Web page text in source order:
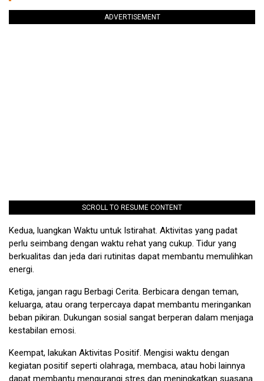
ADVERTISEMENT
SCROLL TO RESUME CONTENT
Kedua, luangkan Waktu untuk Istirahat. Aktivitas yang padat
perlu seimbang dengan waktu rehat yang cukup. Tidur yang
berkualitas dan jeda dari rutinitas dapat membantu memulihkan
energi.
Ketiga, jangan ragu Berbagi Cerita. Berbicara dengan teman,
keluarga, atau orang terpercaya dapat membantu meringankan
beban pikiran. Dukungan sosial sangat berperan dalam menjaga
kestabilan emosi.
Keempat, lakukan Aktivitas Positif. Mengisi waktu dengan
kegiatan positif seperti olahraga, membaca, atau hobi lainnya
dapat membantu mengurangi stres dan meningkatkan suasana